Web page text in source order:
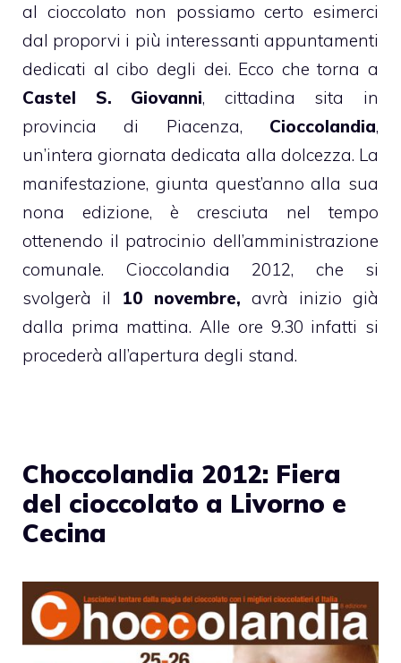
al cioccolato non possiamo certo esimerci
dal proporvi i più interessanti appuntamenti
dedicati al cibo degli dei. Ecco che torna a
Castel S. Giovanni, cittadina sita in
provincia di Piacenza, Cioccolandia,
un’intera giornata dedicata alla dolcezza. La
manifestazione, giunta quest’anno alla sua
nona edizione, è cresciuta nel tempo
ottenendo il patrocinio dell’amministrazione
comunale. Cioccolandia 2012, che si
svolgerà il 10 novembre, avrà inizio già
dalla prima mattina. Alle ore 9.30 infatti si
procederà all’apertura degli stand.
Choccolandia 2012: Fiera
del cioccolato a Livorno e
Cecina